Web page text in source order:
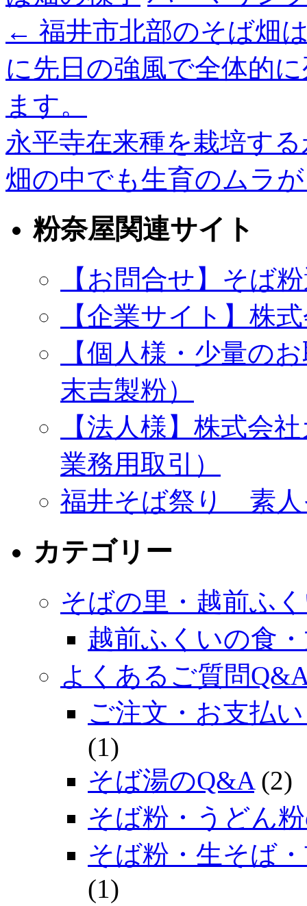
← 福井市北部のそば畑
に先日の強風で全体的
ます。
永平寺在来種を栽培す
畑の中でも生育のムラ
粉奈屋関連サイト
【お問合せ】そば
【企業サイト】株
【個人様・少量の
末吉製粉）
【法人様】株式会
業務用取引）
福井そば祭り 素人
カテゴリー
そばの里・越前ふ
越前ふくいの食
よくあるご質問
ご注文・お支払
(1)
そば湯のQ&A (2)
そば粉・うどん
そば粉・生そば
(1)